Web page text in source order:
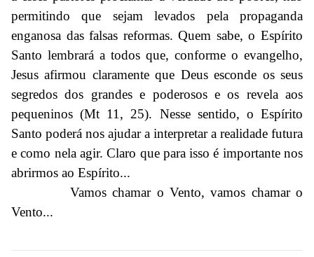
permitindo que sejam levados pela propaganda
enganosa das falsas reformas. Quem sabe, o Espírito
Santo lembrará a todos que, conforme o evangelho,
Jesus afirmou claramente que Deus esconde os seus
segredos dos grandes e poderosos e os revela aos
pequeninos (Mt 11, 25). Nesse sentido, o Espírito
Santo poderá nos ajudar a interpretar a realidade futura
e como nela agir. Claro que para isso é importante nos
abrirmos ao Espírito...
Vamos chamar o Vento, vamos chamar o
Vento...